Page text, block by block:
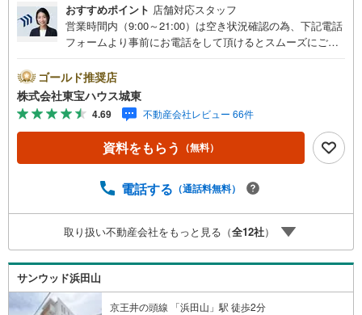
おすすめポイント 店舗対応スタッフ
営業時間内（9:00～21:00）は空き状況確認の為、下記電話
フォームより事前にお電話をして頂けるとスムーズにご案
カレンダーの作成▽ご購入後もお客様の人生のパートナー
として暮らしの「安心」を守り続けます。【Yahoo！ 不動
産キャンペーン対象店舗】当店で物件を成約するとPayPay
ボーナスライトがもらえる「Yahoo！ 不動産 物件ご成約キ
ャンペーン」の対象になります。「資料をもらう」「見学
予約をする」ボタンからお問い合わせください。※必ずYah
スライトは出金と譲渡はできません。ご案内・詳細な資料
時受け付けております！■頭金0円からのご購入可能です■
（諸費用もOK）お気軽にお問い合わせください。
ゴールド推奨店
株式会社東宝ハウス城東
4.69 不動産会社レビュー 66件
資料をもらう （無料）
電話する （通話料無料）
取り扱い不動産会社をもっと見る（全12社）
サンウッド浜田山
京王井の頭線 「浜田山」駅 徒歩2分